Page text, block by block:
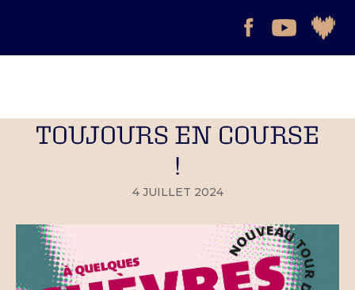
TOUJOURS EN COURSE
!
4 JUILLET 2024